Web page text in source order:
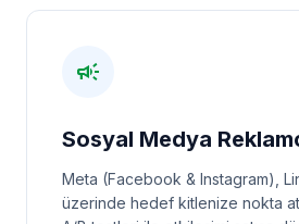
campaign
Sosyal Medya
Meta (Facebook & Instagram),
üzerinde hedef kitlenize nokta